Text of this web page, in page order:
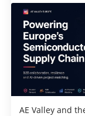
AE Valley and